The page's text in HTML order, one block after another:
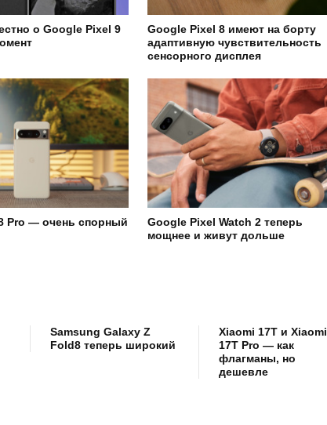
о Google Pixel 9
Google Pixel 8 имеют на борту
адаптивную чувствительность
сенсорного дисплея
Pro — очень спорный
Google Pixel Watch 2 теперь
мощнее и живут дольше
Samsung Galaxy Z
Fold8 теперь широкий
Xiaomi 17T и Xiaomi
17T Pro — как
флагманы, но
дешевле